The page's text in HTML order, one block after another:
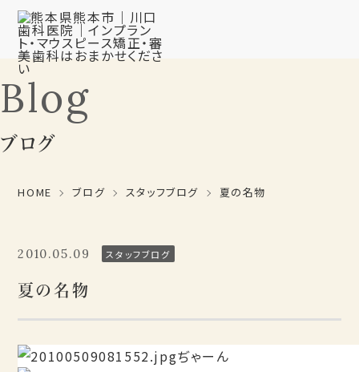
Blog
ブログ
HOME ブログ スタッフブログ 夏の名物
2010.05.09 スタッフブログ
夏の名物
ぢゃーん